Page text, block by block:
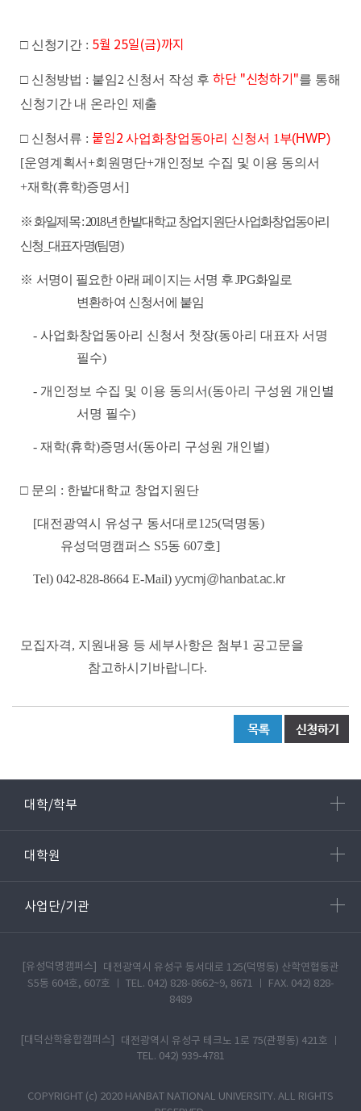
□ 신청기간 : 5월 25일(금)까지
□ 신청방법 : 붙임2 신청서 작성 후하단 "신청하기"를 통해
신청기간 내 온라인 제출
□ 신청서류 : 붙임2사업화창업동아리 신청서 1 부(HWP)
[운영계획서+회원명단+개인정보 수집 및 이용 동의서
+재학(휴학)증명서]
※ 화일제목: 2018년 한밭대학교 창업지원단 사업화창업동아리
신청 대표자명(팀명)
※ 서명이 필요한 아래 페이지는 서명 후JPG화일로
변환하여 신청서에 붙임
- 사업화창업동아리 신청서 첫장(동아리 대표자 서명
필수)
- 개인정보 수집 및 이용 동의서(동아리 구성원 개인별
서명 필수)
- 재학(휴학)증명서(동아리 구성원 개인별)
□ 문의 : 한밭대학교 창업지원단
[대전광역시 유성구 동서대로125(덕명동)
유성덕명캠퍼스 S5동 607호]
Tel) 042-828-8664 E-Mail) yycmj@hanbat.ac.kr
모집자격, 지원내용 등 세부사항은 첨부1 공고문을
참고하시기바랍니다.
대학/학부
대학원
사업단/기관
[유성덕명캠퍼스]
대전광역시 유성구 동서대로 125(덕명동) 산학연협동관
S5동 604호, 607호 ㅣ TEL. 042) 828-8662~9, 8671 ㅣ FAX. 042) 828-
8489
[대덕산학융합캠퍼스]
대전광역시 유성구 테크노 1로 75(관평동) 421호 ㅣ
TEL. 042) 939-4781
COPYRIGHT (c) 2020 HANBAT NATIONAL UNIVERSITY. ALL RIGHTS